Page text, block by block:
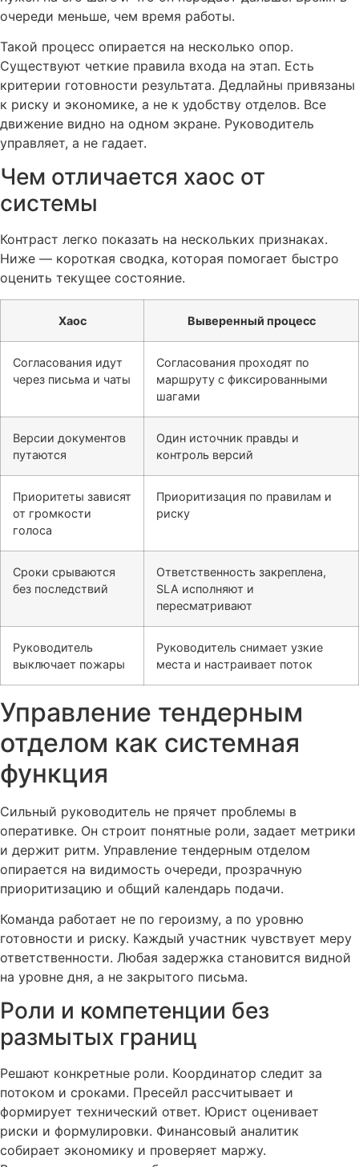
очереди меньше, чем время работы.
Такой процесс опирается на несколько опор.
Существуют четкие правила входа на этап. Есть
критерии готовности результата. Дедлайны привязаны
к риску и экономике, а не к удобству отделов. Все
движение видно на одном экране. Руководитель
управляет, а не гадает.
Чем отличается хаос от
системы
Контраст легко показать на нескольких признаках.
Ниже — короткая сводка, которая помогает быстро
оценить текущее состояние.
Хаос Выверенный процесс
Согласования идут
через письма и чаты
Согласования проходят по
маршруту с фиксированными
шагами
Версии документов
путаются
Один источник правды и
контроль версий
Приоритеты зависят
от громкости
голоса
Приоритизация по правилам и
риску
Сроки срываются
без последствий
Ответственность закреплена,
SLA исполняют и
пересматривают
Руководитель
выключает пожары
Руководитель снимает узкие
места и настраивает поток
Управление тендерным
отделом как системная
функция
Сильный руководитель не прячет проблемы в
оперативке. Он строит понятные роли, задает метрики
и держит ритм. Управление тендерным отделом
опирается на видимость очереди, прозрачную
приоритизацию и общий календарь подачи.
Команда работает не по героизму, а по уровню
готовности и риску. Каждый участник чувствует меру
ответственности. Любая задержка становится видной
на уровне дня, а не закрытого письма.
Роли и компетенции без
размытых границ
Решают конкретные роли. Координатор следит за
потоком и сроками. Пресейл рассчитывает и
формирует технический ответ. Юрист оценивает
риски и формулировки. Финансовый аналитик
собирает экономику и проверяет маржу.